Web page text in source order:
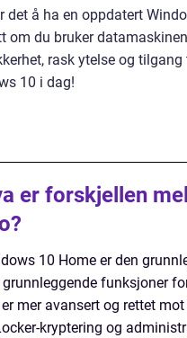
det å ha en oppdatert
om du bruker
rask ytelse og
10 i dag!
er forskjellen
10 Home er den
grunnleggende funksjoner
er mer avansert og rettet
kryptering og